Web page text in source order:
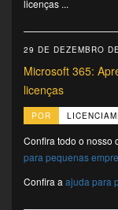
licenças ...
29 DE DEZEMBRO
Microsoft 365:
licenças
POR
Confira todo o nosso
para pequenas
Confira a ajuda para